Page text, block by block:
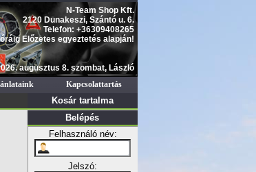
N-Team Shop Kft.
2120 Dunakeszi, Szántó u. 6.
Telefon: +36309408265
Előzetes egyeztetés alapján!
augusztus 8. szombat, László
Kapcsolattartás
Kosár tartalma
Belépés
Felhasználó név:
Jelszó: